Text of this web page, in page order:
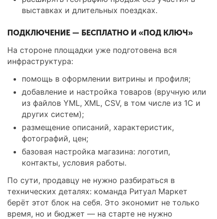
выставках и длительных поездках.
ПОДКЛЮЧЕНИЕ — БЕСПЛАТНО И «ПОД КЛЮЧ»
На стороне площадки уже подготовена вся
инфраструктура:
помощь в оформлении витрины и профиля;
добавление и настройка товаров (вручную или
из файлов YML, XML, CSV, в том числе из 1С и
других систем);
размещение описаний, характеристик,
фотографий, цен;
базовая настройка магазина: логотип,
контакты, условия работы.
По сути, продавцу не нужно разбираться в
технических деталях: команда Ритуал Маркет
берёт этот блок на себя. Это экономит не только
время, но и бюджет — на старте не нужно